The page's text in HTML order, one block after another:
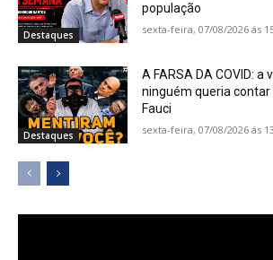
Destaques
população
sexta-feira, 07/08/2026 ás
Destaques
A FARSA DA COVID: a
ninguém queria
Fauci
sexta-feira, 07/08/2026 ás